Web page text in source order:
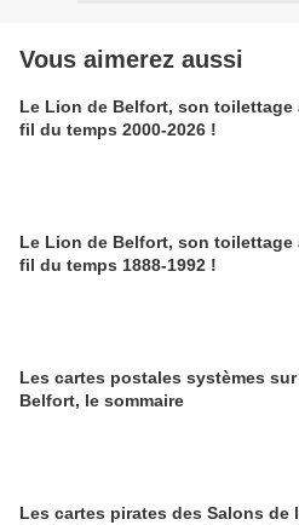
Vous aimerez aussi
Le Lion de Belfort, son toilettage
fil du temps 2000-2026 !
Le Lion de Belfort, son toilettage
fil du temps 1888-1992 !
Les cartes postales systèmes sur
Belfort, le sommaire
Les cartes pirates des Salons de